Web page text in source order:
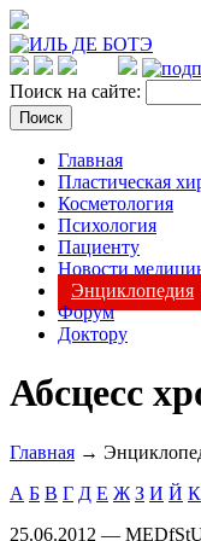
Поиск на сайте:
Главная
Пластическая
Косметология
Психология
Пациенту
Новости
Энциклопедия
Форум
Доктору
Абсцесс
Главная →
А Б В Г Д Е Ж З И Й К
25.06.2012 —